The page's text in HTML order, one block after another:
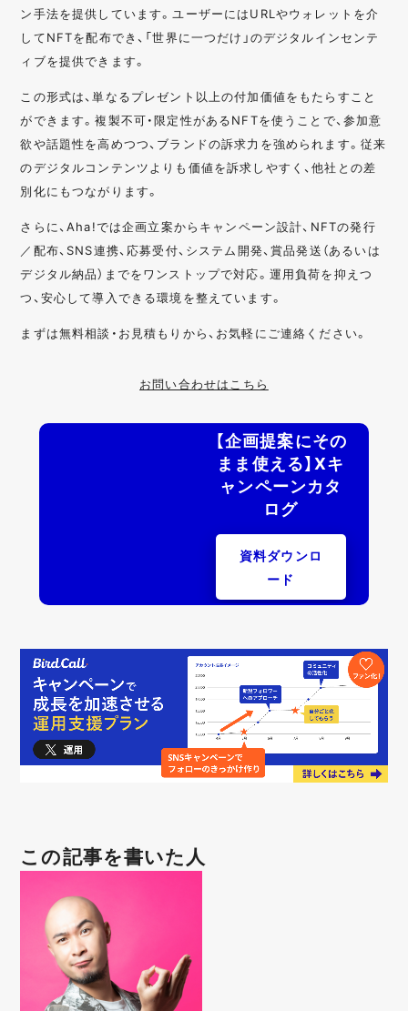
ン手法を提供しています。ユーザーにはURLやウォレットを介
してNFTを配布でき、「世界に一つだけ」のデジタルインセンテ
ィブを提供できます。
この形式は、単なるプレゼント以上の付加価値をもたらすこと
ができます。複製不可・限定性があるNFTを使うことで、参加意
欲や話題性を高めつつ、ブランドの訴求力を強められます。従来
のデジタルコンテンツよりも価値を訴求しやすく、他社との差
別化にもつながります。
さらに、Aha!では企画立案からキャンペーン設計、NFTの発行
／配布、SNS連携、応募受付、システム開発、賞品発送（あるいは
デジタル納品）までをワンストップで対応。運用負荷を抑えつ
つ、安心して導入できる環境を整えています。
まずは無料相談・お見積もりから、お気軽にご連絡ください。
お問い合わせはこちら
【企画提案にその
まま使える】Xキ
ャンペーンカタ
ログ
資料ダウンロ
ード
この記事を書いた人